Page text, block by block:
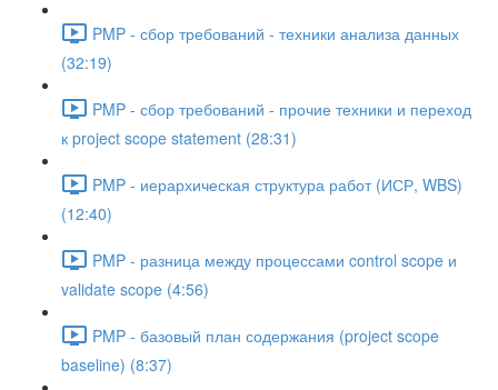
PMP - сбор требований - техники анализа данных
(32:19)
PMP - сбор требований - прочие техники и переход
к project scope statement (28:31)
PMP - иерархическая структура работ (ИСР, WBS)
(12:40)
PMP - разница между процессами control scope и
validate scope (4:56)
PMP - базовый план содержания (project scope
baseline) (8:37)